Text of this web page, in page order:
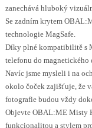
zanechává hluboký
Se zadním krytem
technologie MagSafe.
Díky plné kompatibilitě s
telefonu do magnetického
Navíc jsme mysleli i na
okolo čoček zajišťuje, že
fotografie budou vždy
Objevte OBAL:ME Misty
funkcionalitou a stylem